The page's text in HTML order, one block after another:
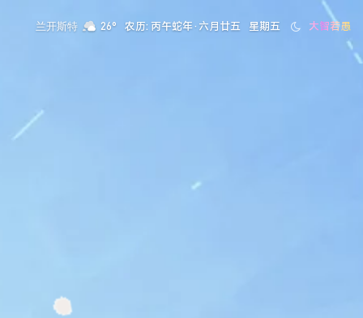
兰开斯特 26° 农历: 丙午蛇年·六月廿五 星期五 大智若愚